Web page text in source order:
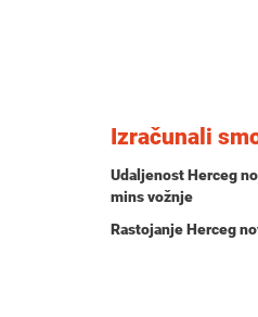
Izračunali
Udaljenost Herceg
minsvožnje
Rastojanje Herceg